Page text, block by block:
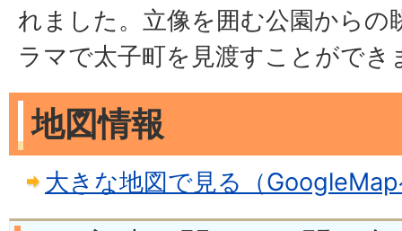
れました。立像を囲む公園から
ラマで太子町を見渡すことができ
地図情報
大きな地図で見る（